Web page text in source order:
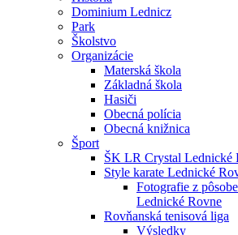
Dominium Lednicz
Park
Školstvo
Organizácie
Materská škola
Základná škola
Hasiči
Obecná polícia
Obecná knižnica
Šport
ŠK LR Crystal Lednické
Style karate Lednické
Fotografie z
Lednické Rovne
Rovňanská tenisová liga
Výsledky